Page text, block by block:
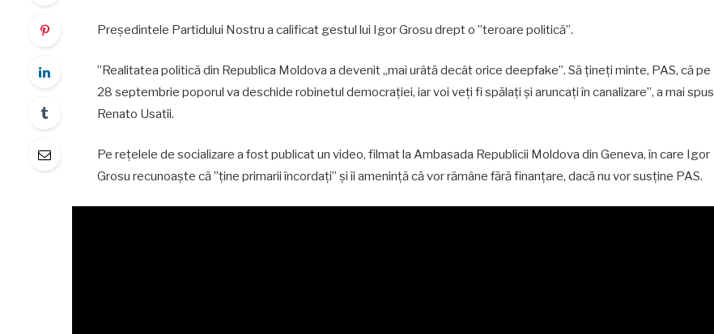
Președintele Partidului Nostru a calificat gestul lui Igor Grosu drept o ”teroare politică”.
”Realitatea politică din Republica Moldova a devenit „mai urâtă decât orice deepfake”. Să țineți minte, PAS, că pe
28 septembrie poporul va deschide robinetul democrației, iar voi veți fi spălați și aruncați în canalizare”, a mai spus
Renato Usatîi.
Pe rețelele de socializare a fost publicat un video, filmat la Ambasada Republicii Moldova din Geneva, în care Igor
Grosu recunoaște că ”ține primarii încordați” și îi amenință că vor rămâne fără finanțare, dacă nu vor susține PAS.